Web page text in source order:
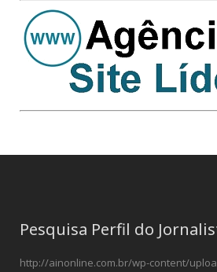
Pesquisa Perfil do
http://ainonline.com.br/wp-content/